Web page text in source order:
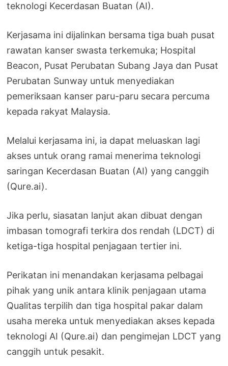
teknologi Kecerdasan Buatan (AI).
Kerjasama ini dijalinkan bersama tiga buah pusat
rawatan kanser swasta terkemuka; Hospital
Beacon, Pusat Perubatan Subang Jaya dan Pusat
Perubatan Sunway untuk menyediakan
pemeriksaan kanser paru-paru secara percuma
kepada rakyat Malaysia.
Melalui kerjasama ini, ia dapat meluaskan lagi
akses untuk orang ramai menerima teknologi
saringan Kecerdasan Buatan (AI) yang canggih
(Qure.ai).
Jika perlu, siasatan lanjut akan dibuat dengan
imbasan tomografi terkira dos rendah (LDCT) di
ketiga-tiga hospital penjagaan tertier ini.
Perikatan ini menandakan kerjasama pelbagai
pihak yang unik antara klinik penjagaan utama
Qualitas terpilih dan tiga hospital pakar dalam
usaha mereka untuk menyediakan akses kepada
teknologi AI (Qure.ai) dan pengimejan LDCT yang
canggih untuk pesakit.